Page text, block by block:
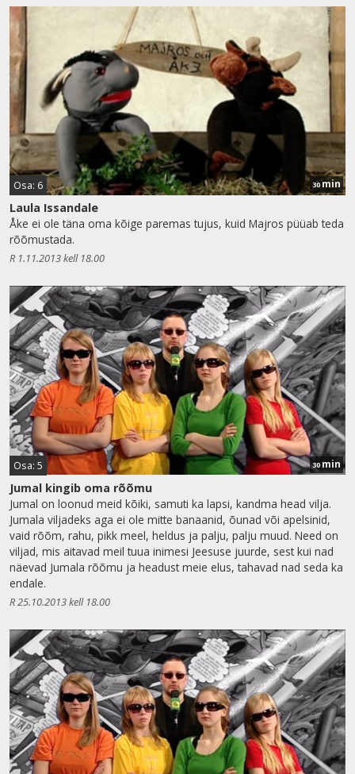
Osa: 6 30min
Laula Issandale
Åke ei ole täna oma kõige paremas tujus, kuid Majros püüab teda
rõõmustada.
R 1.11.2013 kell 18.00
Osa: 5 30 min
Jumal kingib oma rõõmu
Jumal on loonud meid kõiki, samuti ka lapsi, kandma head vilja.
Jumala viljadeks aga ei ole mitte banaanid, õunad või apelsinid,
vaid rõõm, rahu, pikk meel, heldus ja palju, palju muud. Need on
viljad, mis aitavad meil tuua inimesi Jeesuse juurde, sest kui nad
näevad Jumala rõõmu ja headust meie elus, tahavad nad seda ka
endale.
R 25.10.2013 kell 18.00